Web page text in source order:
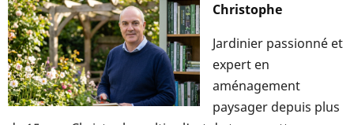
Christophe
Jardinier passionné et
expert en
aménagement
paysager depuis plus